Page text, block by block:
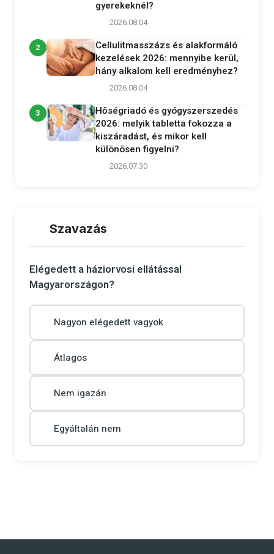
gyerekeknél?
2026.08.04
2
Cellulitmasszázs és alakformáló
kezelések 2026: mennyibe kerül,
hány alkalom kell eredményhez?
2026.08.04
3
Hőségriadó és gyógyszerszedés
2026: melyik tabletta fokozza a
kiszáradást, és mikor kell
különösen figyelni?
2026.07.30
Szavazás
Elégedett a háziorvosi ellátással
Magyarországon?
Nagyon elégedett vagyok
Átlagos
Nem igazán
Egyáltalán nem